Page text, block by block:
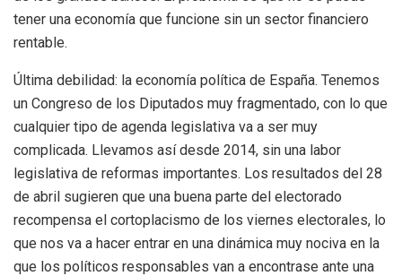
tener una economía que funcione sin un sector financiero
rentable.
Última debilidad: la economía política de España. Tenemos
un Congreso de los Diputados muy fragmentado, con lo que
cualquier tipo de agenda legislativa va a ser muy
complicada. Llevamos así desde 2014, sin una labor
legislativa de reformas importantes. Los resultados del 28
de abril sugieren que una buena parte del electorado
recompensa el cortoplacismo de los viernes electorales, lo
que nos va a hacer entrar en una dinámica muy nociva en la
que los políticos responsables van a encontrase ante una